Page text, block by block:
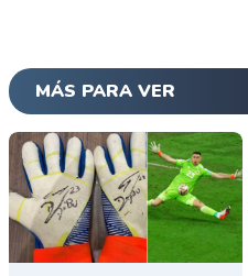
MÁS PARA VER